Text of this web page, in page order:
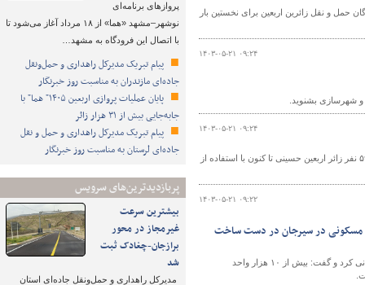
پروازهای برنامه‌ای
نوشهر–مشهد «هما» از ۱۸ مرداد آغاز می‌شود تا
با اتصال این فرودگاه به مشهد…
پیام تبریک مدیرکل راهداری و حمل‌ونقل
جاده‌ای مازندران به مناسبت روز خبرنگار
پایان عملیات پروازی اربعین ۱۴۰۵" هما" با
جابه‌جایی بیش از ۳۱ هزار زائر
پیام تبریک مدیرکل راهداری و حمل و نقل
جاده‌ای لرستان به مناسبت روز خبرنگار
پربازدیدترین‌های سرویس
بیشترین سرعت
غیرمجاز در محور
برازجان-چغادک ثبت
شد
مدیرکل راهداری و حمل‌ونقل جاده‌ای استان
حمل و نقل زائرین اربعین برای نخستین بار
۱۴۰۳-۰۵-۲۱ ۰۹:۲۴
و شهرسازی بشنوید.
۱۴۰۳-۰۵-۲۱ ۰۹:۲۴
معاون حمل‌ونقل اداره کل راهداری حمل‌ونقل جاده‌ای خراسان جنوبی از اعزام بیش از ۵۹۰ نفر زائر اربعین حسینی تا کنون با استفاده از
۱۴۰۳-۰۵-۲۱ ۰۹:۲۲
بزرگ سازندگی تبدیل کرد/بیش از ۱۰ هزار واحد مسکونی در سیرجان در دست ساخت
نماینده مردم کرمان در مجلس شورای اسلامی از اقدامات وزارت راه و شهرسازی در دولت سیزدهم تشکر و قدردانی کرد و گفت: بیش از ۱۰ هزار واحد